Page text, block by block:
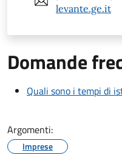
levante.ge.it
Domande
Quali sono i tempi di
Argomenti:
Imprese